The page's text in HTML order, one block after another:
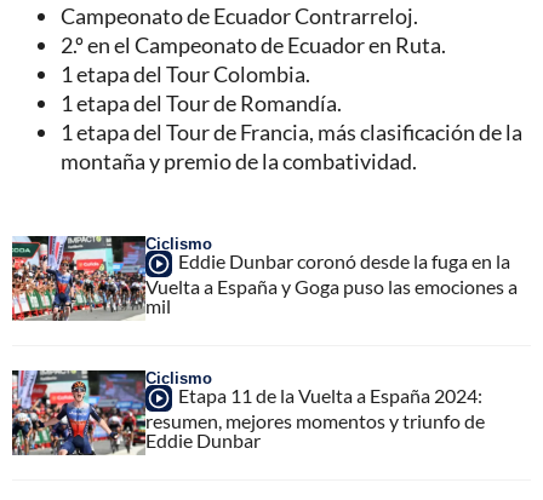
Campeonato de Ecuador Contrarreloj.
2.º en el Campeonato de Ecuador en Ruta.
1 etapa del Tour Colombia.
1 etapa del Tour de Romandía.
1 etapa del Tour de Francia, más clasificación de la
montaña y premio de la combatividad​.
Ciclismo
Eddie Dunbar coronó desde la fuga en la
Vuelta a España y Goga puso las emociones a
mil
Ciclismo
Etapa 11 de la Vuelta a España 2024:
resumen, mejores momentos y triunfo de
Eddie Dunbar